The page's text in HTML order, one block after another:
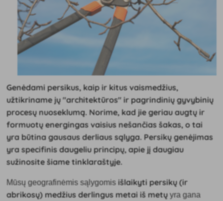
Genėdami persikus, kaip ir kitus vaismedžius,
užtikriname jų "architektūros" ir pagrindinių gyvybinių
procesų nuoseklumą. Norime, kad jie geriau augtų ir
formuotų energingas vaisius nešančias šakas, o tai
yra būtina gausaus derliaus sąlyga. Persikų genėjimas
yra specifinis daugeliu principų, apie jį daugiau
sužinosite šiame tinklaraštyje.
Mūsų geografinėmis sąlygomisišlaikyti persikų (ir
abrikosų) medžius derlingus metai iš metų yra gana